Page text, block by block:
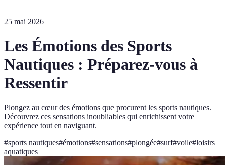
25 mai 2026
Les Émotions des Sports
Nautiques : Préparez-vous à
Ressentir
Plongez au cœur des émotions que procurent les sports nautiques.
Découvrez ces sensations inoubliables qui enrichissent votre
expérience tout en naviguant.
#sports nautiques#émotions#sensations#plongée#surf#voile#loisirs
aquatiques